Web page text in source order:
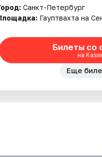
Санкт-Петербург
Гауптвахта на
Билеты со
на
Еще